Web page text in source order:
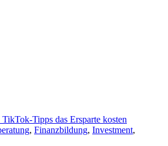
Tipps das Ersparte kosten
, Finanzbildung, Investment,